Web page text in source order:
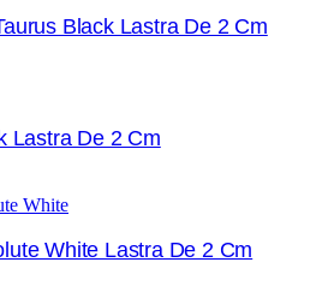
Black Lastra De 2 Cm
Lastra De 2 Cm
White Lastra De 2 Cm